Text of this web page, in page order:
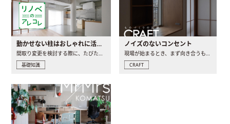
動かせない柱はおしゃれに活用！柱を魅せるリノベーション(リノベ)4選
基礎知識
ノイズのないコンセント
CRAFT